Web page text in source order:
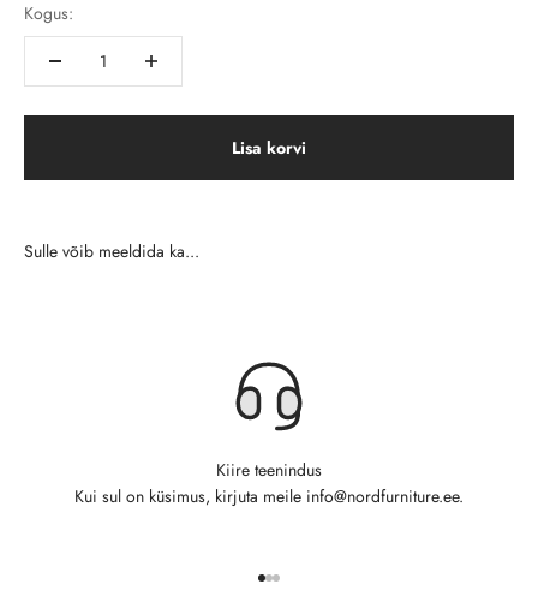
Kogus:
Lisa korvi
Kiire teenindus
Kui sul on küsimus, kirjuta meile info@nordfurniture.ee.